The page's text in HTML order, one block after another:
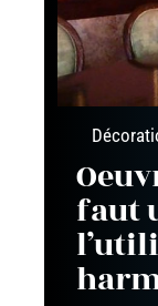
faut